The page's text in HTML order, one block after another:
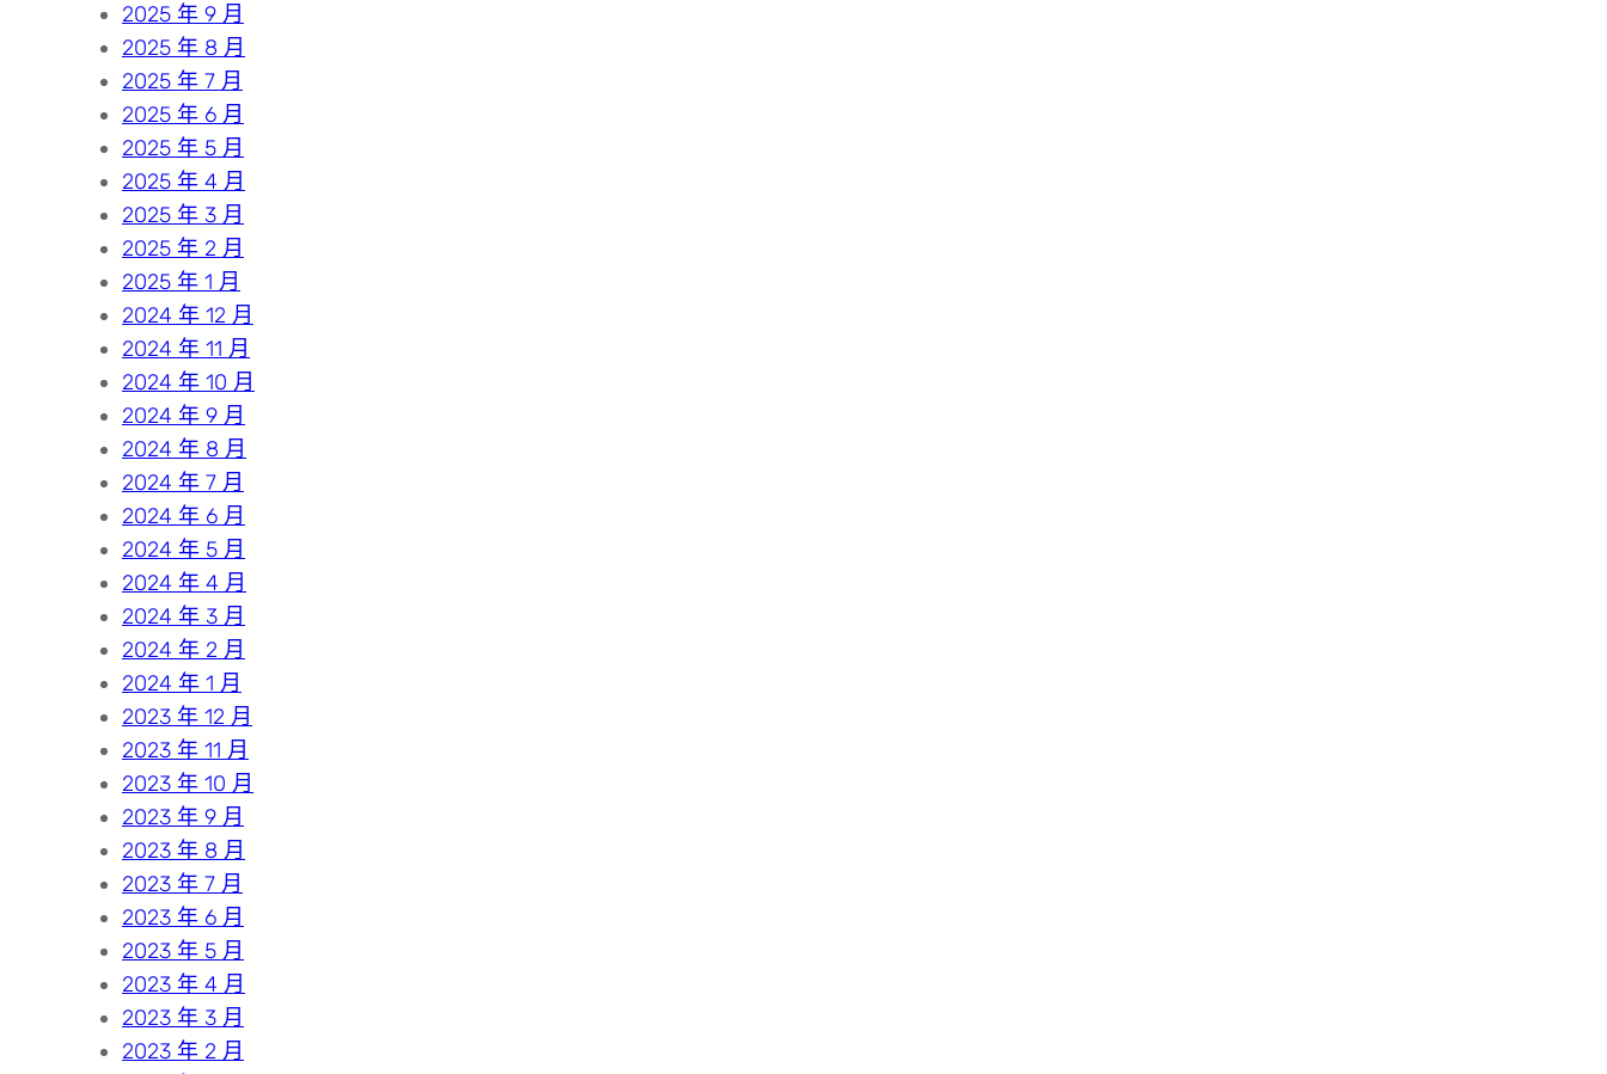
2025 年 9 月
2025 年 8 月
2025 年 7 月
2025 年 6 月
2025 年 5 月
2025 年 4 月
2025 年 3 月
2025 年 2 月
2025 年 1 月
2024 年 12 月
2024 年 11 月
2024 年 10 月
2024 年 9 月
2024 年 8 月
2024 年 7 月
2024 年 6 月
2024 年 5 月
2024 年 4 月
2024 年 3 月
2024 年 2 月
2024 年 1 月
2023 年 12 月
2023 年 11 月
2023 年 10 月
2023 年 9 月
2023 年 8 月
2023 年 7 月
2023 年 6 月
2023 年 5 月
2023 年 4 月
2023 年 3 月
2023 年 2 月